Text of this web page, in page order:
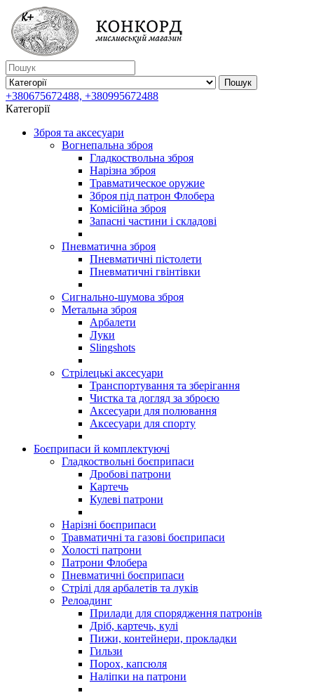
Пошук
+380675672488, +380995672488
Категорії
Зброя та аксесуари
Вогнепальна зброя
Гладкоствольна зброя
Нарізна зброя
Травматическое оружие
Зброя під патрон Флобера
Комісійна зброя
Запасні частини і складові
Пневматична зброя
Пневматичні пістолети
Пневматичні гвінтівки
Сигнально-шумова зброя
Метальна зброя
Арбалети
Луки
Slingshots
Стрілецькі аксесуари
Транспортування та зберігання
Чистка та догляд за зброєю
Аксесуари для полювання
Аксесуари для спорту
Боєприпаси й комплектуючі
Гладкоствольні боєприпаси
Дробові патрони
Картечь
Кулеві патрони
Нарізні боєприпаси
Травматичні та газові боєприпаси
Холості патрони
Патрони Флобера
Пневматичні боєприпаси
Стрілі для арбалетів та луків
Релоадинг
Прилади для спорядження патронів
Дріб, картечь, кулі
Пижи, контейнери, прокладки
Гильзи
Порох, капсюля
Наліпки на патрони